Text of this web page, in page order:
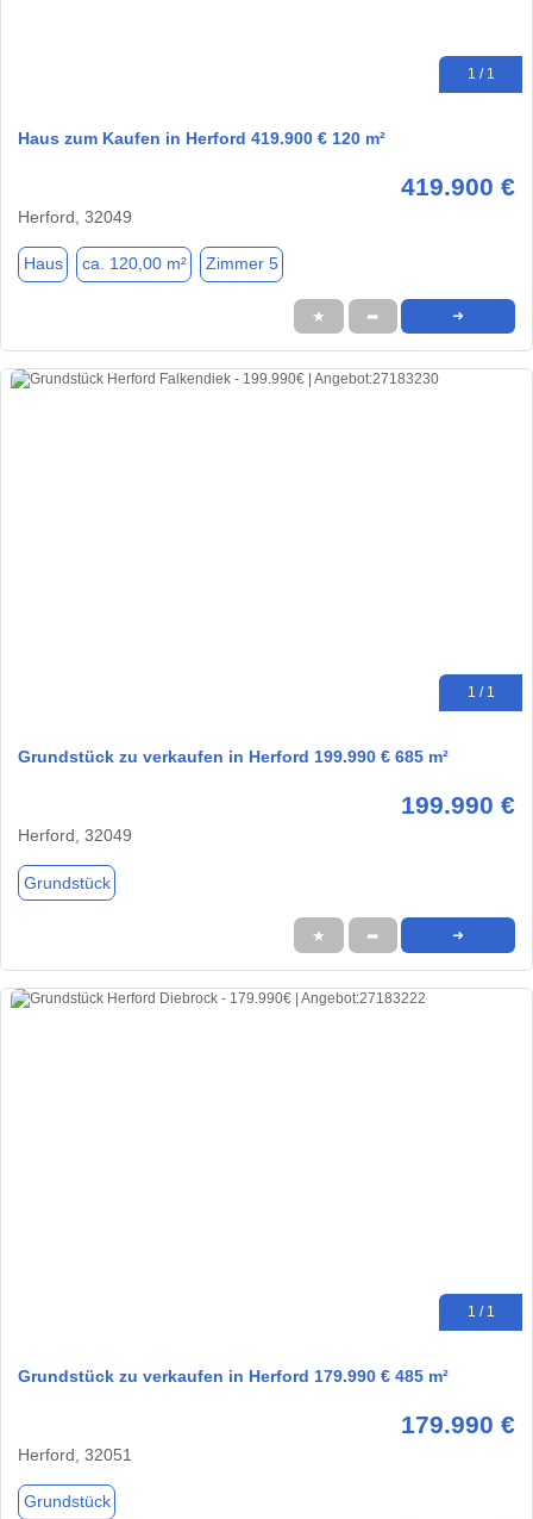
1 / 1
Haus zum Kaufen in Herford 419.900 € 120 m²
419.900 €
Herford, 32049
Haus ca. 120,00 m² Zimmer 5
★ ➦ ➜
1 / 1
Grundstück zu verkaufen in Herford 199.990 € 685 m²
199.990 €
Herford, 32049
Grundstück
★ ➦ ➜
1 / 1
Grundstück zu verkaufen in Herford 179.990 € 485 m²
179.990 €
Herford, 32051
Grundstück